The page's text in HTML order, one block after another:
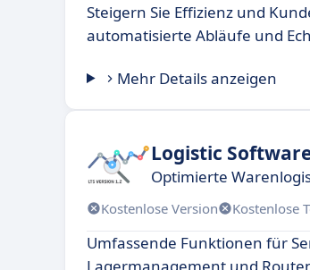
Steigern Sie Effizienz und
automatisierte Abläufe und
Mehr Details anzeigen
Logistic
Optimierte
Kostenlose Version Kostenlose
Umfassende Funktionen für